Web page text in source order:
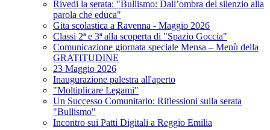
Rivedi la serata: "Bullismo: Dall’ombra del silenzio alla
parola che educa"
Gita scolastica a Ravenna - Maggio 2026
Classi 2ª e 3ª alla scoperta di "Spazio Goccia"
Comunicazione giornata speciale Mensa – Menù della
GRATITUDINE
23 Maggio 2026
Inaugurazione palestra all'aperto
"Moltiplicare Legami"
Un Successo Comunitario: Riflessioni sulla serata
"Bullismo"
Incontro sui Patti Digitali a Reggio Emilia